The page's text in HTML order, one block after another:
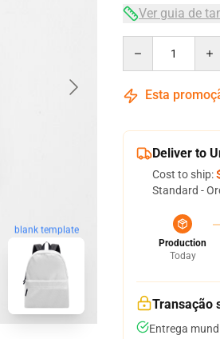
blank template
Ver guia de
Esta
Deliver to
Cost to ship:
Standard -
Production
Today
Transação
Entrega